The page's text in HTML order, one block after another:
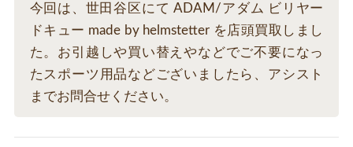
今回は、世田谷区にて ADAM/アダム ビリヤー
ドキュー made by helmstetter を店頭買取しまし
た。お引越しや買い替えやなどでご不要になっ
たスポーツ用品などございましたら、アシスト
までお問合せください。